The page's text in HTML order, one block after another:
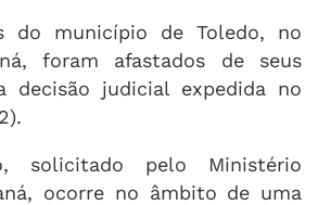
do município de Toledo, no
foram afastados de seus
decisão judicial expedida no
solicitado pelo Ministério
ocorre no âmbito de uma